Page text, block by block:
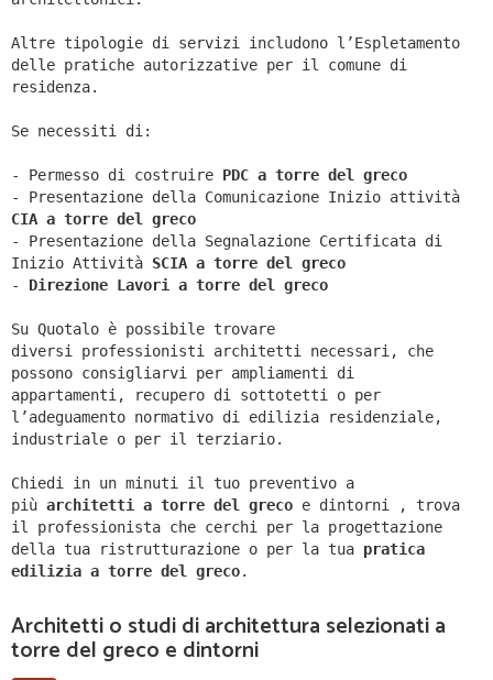
Altre tipologie di servizi includono l’Espletamento
delle pratiche autorizzative per il comune di
residenza.
Se necessiti di:
- Permesso di costruire PDC a torre del greco
- Presentazione della Comunicazione Inizio attività
CIA a torre del greco
- Presentazione della Segnalazione Certificata di
Inizio Attività SCIA a torre del greco
- Direzione Lavori a torre del greco
Su Quotalo è possibile trovare
diversi professionisti architetti necessari, che
possono consigliarvi per ampliamenti di
appartamenti, recupero di sottotetti o per
l’adeguamento normativo di edilizia residenziale,
industriale o per il terziario.
Chiedi in un minuti il tuo preventivo a
più architetti a torre del greco e dintorni ,
trova
il professionista che cerchi per la progettazione
della tua ristrutturazione o per la tua pratica
edilizia a torre del greco.
Architetti o studi di architettura selezionati a
torre del greco e dintorni